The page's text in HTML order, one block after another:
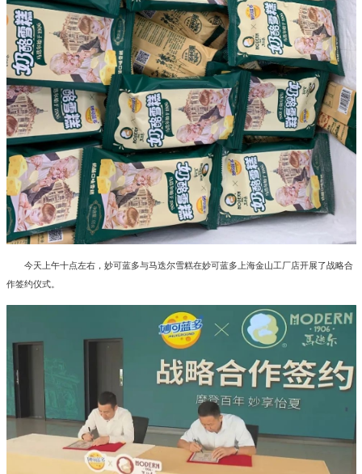
今天上午十点左右，妙可蓝多与马迭尔雪糕在妙可蓝多上海金山工厂店开展了战略合
作签约仪式。